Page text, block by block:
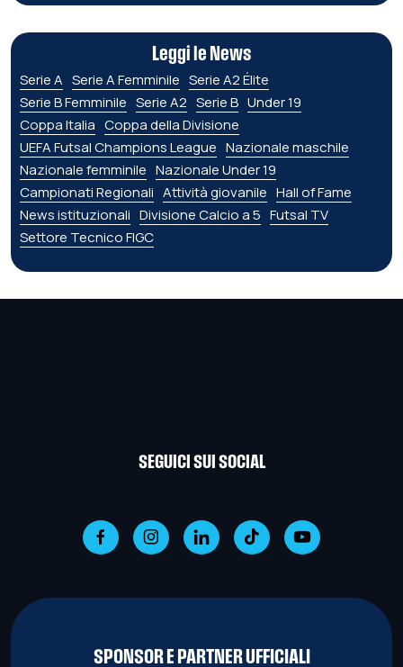
Leggi le News
Serie A Serie A Femminile Serie A2 Élite
Serie B Femminile Serie A2 Serie B Under 19
Coppa Italia Coppa della Divisione
UEFA Futsal Champions League Nazionale maschile
Nazionale femminile Nazionale Under 19
Campionati Regionali Attività giovanile Hall of Fame
News istituzionali Divisione Calcio a 5 Futsal TV
Settore Tecnico FIGC
SEGUICI SUI SOCIAL
SPONSOR E PARTNER UFFICIALI